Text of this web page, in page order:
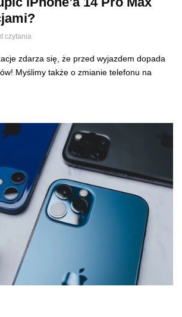
czytania
zdarza się, że przed wyjazdem dopada
Myślimy także o zmianie telefonu na